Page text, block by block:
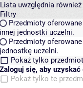
Lista uwzględnia
Filtry
Przedmioty
innej jednostki uczelni.
Przedmioty
jednostkę uczelni.
Pokaż tylko
Zaloguj się, aby uzyskać
Pokaż tylko te